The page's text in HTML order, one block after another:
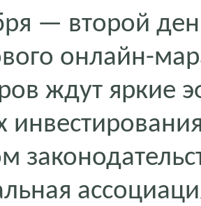
— второй
онлайн-
ждут яркие